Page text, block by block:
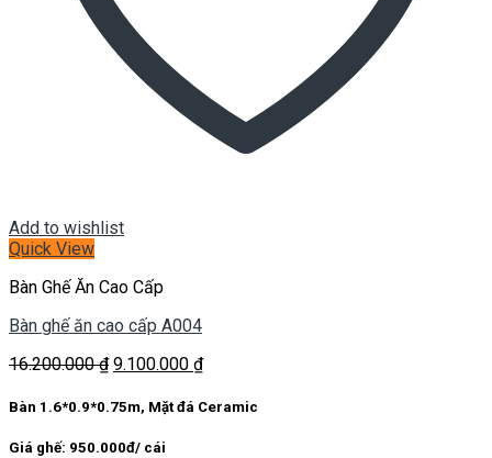
Add to wishlist
Quick View
Bàn Ghế Ăn Cao Cấp
Bàn ghế ăn cao cấp A004
16.200.000₫ Giá
là:
9.100.000 ₫Giá
tại
Bàn 1.6*0.9*0.75m, Mặt đá Ceramic
Giá ghế: 950.000đ/ cái